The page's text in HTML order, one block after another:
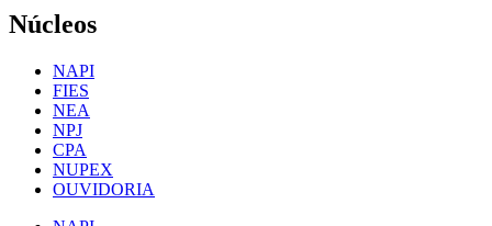
Núcleos
NAPI
FIES
NEA
NPJ
CPA
NUPEX
OUVIDORIA